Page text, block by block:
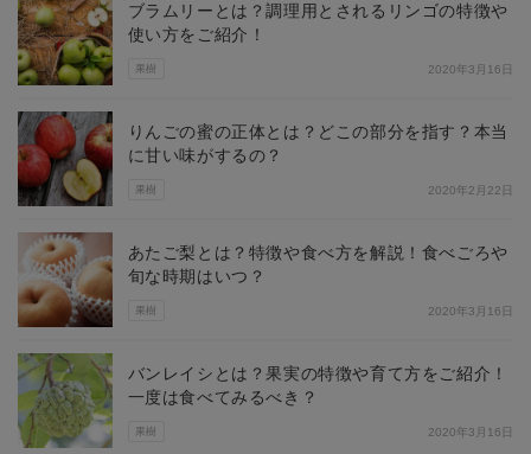
果樹
ブラムリーとは？調理用とされるリンゴの特徴や
使い方をご紹介！
2020年3月16日
果樹
りんごの蜜の正体とは？どこの部分を指す？本当
に甘い味がするの？
2020年2月22日
果樹
あたご梨とは？特徴や食べ方を解説！食べごろや
旬な時期はいつ？
2020年3月16日
果樹
バンレイシとは？果実の特徴や育て方をご紹介！
一度は食べてみるべき？
2020年3月16日